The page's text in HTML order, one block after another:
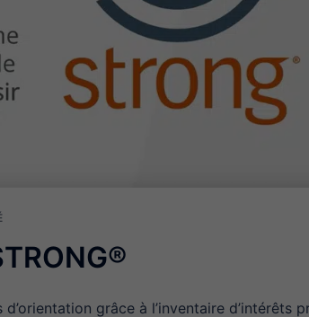
grâce à l’inventaire d’intérêts